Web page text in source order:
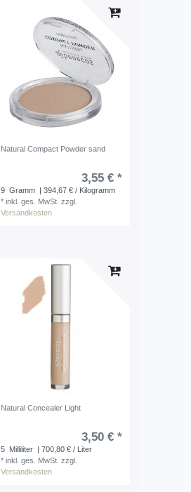
Natural Compact Powder sand
3,55 € *
9 Gramm
| 394,67 € / Kilogramm
*inkl. ges. MwSt. zzgl.
Versandkosten
Natural Concealer Light
3,50 € *
5 Milliliter | 700,80 € / Liter
*inkl. ges. MwSt. zzgl.
Versandkosten